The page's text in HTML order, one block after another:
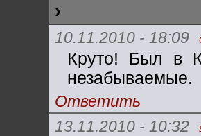
›
10.11.2010 - 18:09
Круто! Был в
незабываемые.
Ответить
13.11.2010 - 10:32